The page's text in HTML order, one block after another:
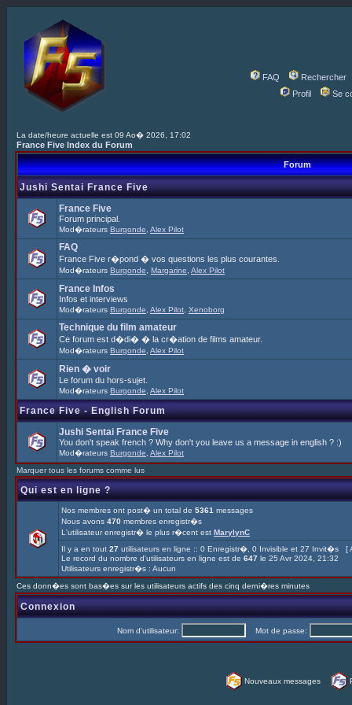
FAQ
Rechercher
Profil
Se
La date/heure actuelle est 09 Ao� 2026, 17:02
France Five Index du Forum
Forum
Jushi Sentai France Five
France Five
Forum principal.
Mod�rateurs Burgonde Alex Pilot
FAQ
France Five r�pond � vos questions les plus courantes.
Mod�rateurs Burgonde Margarine Alex Pilot
France Infos
Infos et interviews
Mod�rateurs Burgonde Alex Pilot Xenoborg
Technique du film amateur
Ce forum est d�di� � la cr�ation de films amateur.
Mod�rateurs Burgonde Alex Pilot
Rien � voir
Le forum du hors-sujet.
Mod�rateurs Burgonde Alex Pilot
France Five - English Forum
Jushi Sentai France Five
You don't speak french ? Why don't you leave us a message in english ? :)
Mod�rateurs Burgonde Alex Pilot
Marquer tous les forums comme lus
Qui est en ligne ?
Nos membres ont post� un total de 5361 messages
Nous avons 470 membres enregistr�s
L'utilisateur enregistr� le plus r�cent est MarylynC
Il y a en tout 27 utilisateurs en ligne :: 0 Enregistr�, 0 Invisible et 27 Invit�s [
Le record du nombre d'utilisateurs en ligne est de 647 le 25 Avr 2024, 21:32
Utilisateurs enregistr�s : Aucun
Ces donn�es sont bas�es sur les utilisateurs actifs des cinq derni�res minutes
Connexion
Nom d'utilisateur: Mot de passe:
Nouveaux messages